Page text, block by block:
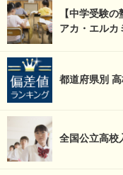
【中学受験
アカ・エルカ
都道府県別
全国公立高校